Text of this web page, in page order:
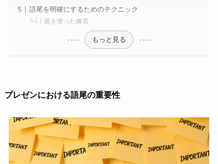
語尾を明確にするためのテクニック
鏡を使った練習
もっと見る
プレゼンにおける語尾の重要性